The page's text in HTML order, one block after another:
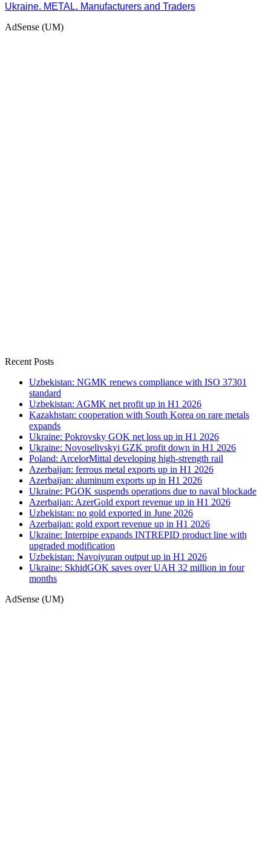
Ukraine. METAL. Manufacturers and Traders
AdSense (UM)
Recent Posts
Uzbekistan: NGMK renews compliance with ISO 37301
standard
Uzbekistan: AGMK net profit up in H1 2026
Kazakhstan: cooperation with South Korea on rare metals
expands
Ukraine: Pokrovsky GOK net loss up in H1 2026
Ukraine: Novoselivskyi GZK profit down in H1 2026
Poland: ArcelorMittal developing high-strength rail
Azerbaijan: ferrous metal exports up in H1 2026
Azerbaijan: aluminum exports up in H1 2026
Ukraine: PGOK suspends operations due to naval blockade
Azerbaijan: AzerGold export revenue up in H1 2026
Uzbekistan: no gold exported in June 2026
Azerbaijan: gold export revenue up in H1 2026
Ukraine: Interpipe expands INTREPID product line with
upgraded modification
Uzbekistan: Navoiyuran output up in H1 2026
Ukraine: SkhidGOK saves over UAH 32 million in four
months
AdSense (UM)